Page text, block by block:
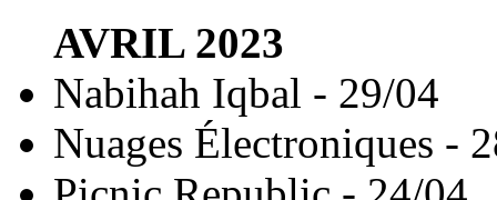
AVRIL2023
Nabihah Iqbal - 29/04
Nuages Électroniques -